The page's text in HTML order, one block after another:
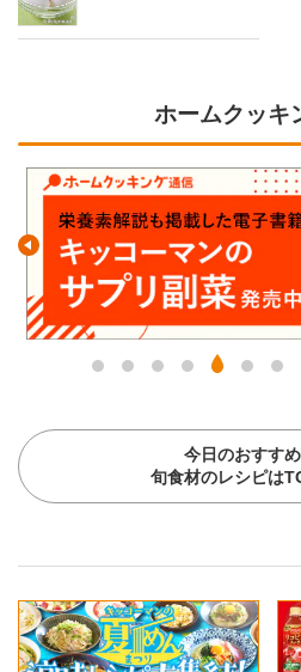
ホームクッキ
今日のおすす
旬食材のレシピは